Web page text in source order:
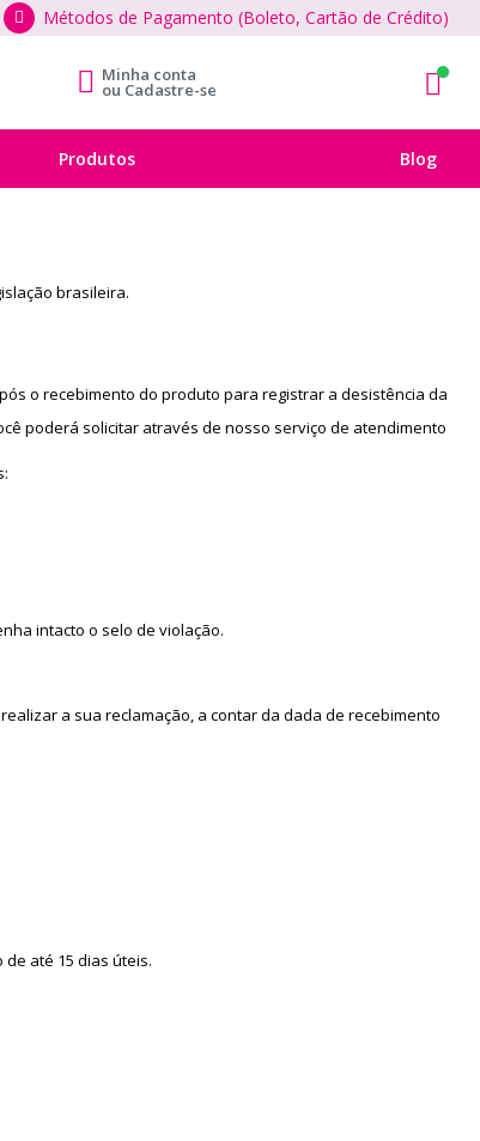
Métodos de Pagamento (Boleto, Cartão de Crédito)
Minha conta
ou Cadastre-se
Produtos Blog
brasileira.
o recebimento do produto para registrar a desistência da
poderá solicitar através de nosso serviço de atendimento
intacto o selo de violação.
a sua reclamação, a contar da dada de recebimento
até 15 dias úteis.